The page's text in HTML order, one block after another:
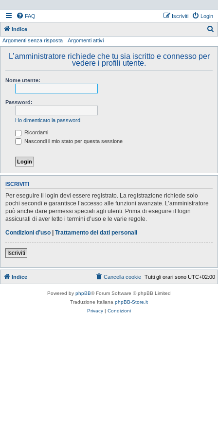
FAQ Login
Iscriviti
Indice
Argomenti senza risposta Argomenti attivi
L’amministratore richiede che tu sia iscritto e connesso per
vedere i profili utente.
Nome utente:
Password:
Ho dimenticato la password
Ricordami
Nascondi il mio stato per questa sessione
ISCRIVITI
Per eseguire il login devi essere registrato. La registrazione richiede solo
pochi secondi e garantisce l’accesso alle funzioni avanzate. L’amministratore
può anche dare permessi speciali agli utenti. Prima di eseguire il login
assicurati di aver letto i termini d’uso e le varie regole.
Condizioni d’uso | Trattamento dei dati personali
Iscriviti
Indice Tutti gli orari sono UTC+02:00
Cancella cookie
Powered by phpBB® Forum Software © phpBB Limited
Traduzione Italiana phpBB-Store.it
Privacy | Condizioni